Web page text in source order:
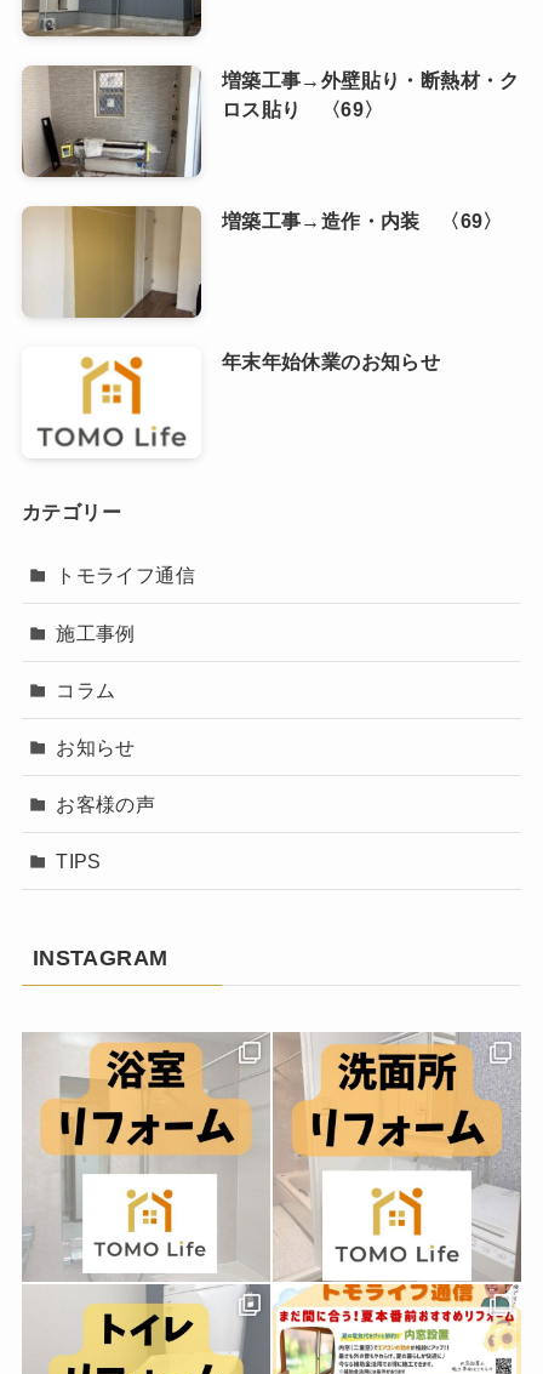
増築工事→外壁貼り・断熱材・ク
ロス貼り 〈69〉
増築工事→造作・内装 〈69〉
年末年始休業のお知らせ
カテゴリー
トモライフ通信
施工事例
コラム
お知らせ
お客様の声
TIPS
INSTAGRAM